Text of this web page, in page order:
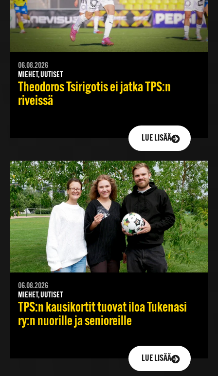
06.08.2026
MIEHET, UUTISET
Theodoros Tsirigotis ei jatka TPS:n
riveissä
LUE LISÄÄ
06.08.2026
MIEHET, UUTISET
TPS:n kausikortit tuovat iloa Tukenasi
ry:n nuorille ja senioreille
LUE LISÄÄ